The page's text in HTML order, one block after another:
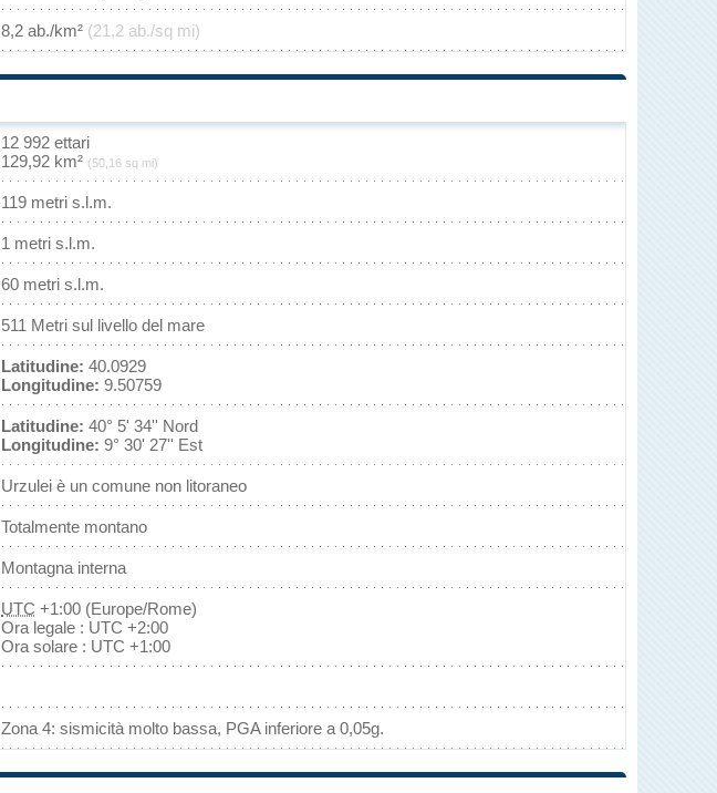
8,2 ab./km² (21,2 ab./sq mi)
12 992 ettari
129,92 km² (50,16 sq mi)
119 metri s.l.m.
1 metri s.l.m.
60 metri s.l.m.
511 Metri sul livello del mare
Latitudine: 40.0929
Longitudine: 9.50759
Latitudine: 40° 5' 34'' Nord
Longitudine: 9° 30' 27'' Est
Urzulei è un comune non litoraneo
Totalmente montano
Montagna interna
UTC +1:00 (Europe/Rome)
Ora legale : UTC +2:00
Ora solare : UTC +1:00
Zona 4: sismicità molto bassa, PGA inferiore a 0,05g.